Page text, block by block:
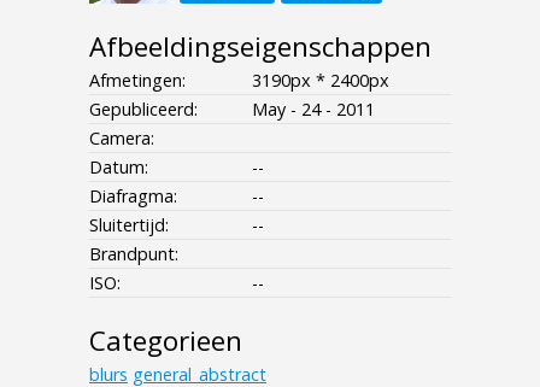
Afbeeldingseigenschappen
Afmetingen:
3190px * 2400px
Gepubliceerd:
May - 24 - 2011
Camera:
Datum:
--
Diafragma:
--
Sluitertijd:
--
Brandpunt:
ISO:
--
Categorieen
blurs general_abstract